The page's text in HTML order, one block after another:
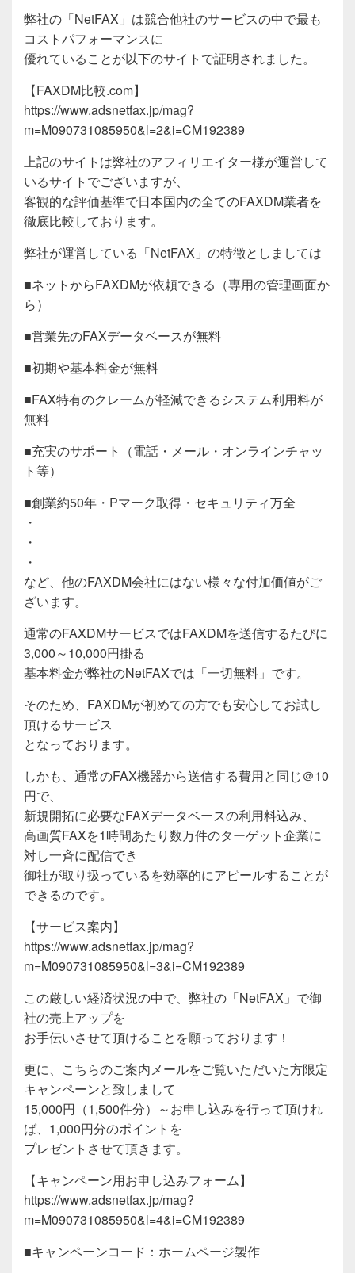
弊社の「NetFAX」は競合他社のサービスの中で最も
コストパフォーマンスに
優れていることが以下のサイトで証明されました。
【FAXDM比較.com】
https://www.adsnetfax.jp/mag?
m=M090731085950&l=2&i=CM192389
上記のサイトは弊社のアフィリエイター様が運営して
いるサイトでございますが、
客観的な評価基準で日本国内の全てのFAXDM業者を
徹底比較しております。
弊社が運営している「NetFAX」の特徴としましては
■ネットからFAXDMが依頼できる（専用の管理画面か
ら）
■営業先のFAXデータベースが無料
■初期や基本料金が無料
■FAX特有のクレームが軽減できるシステム利用料が
無料
■充実のサポート（電話・メール・オンラインチャッ
ト等）
■創業約50年・Pマーク取得・セキュリティ万全
・
・
・
など、他のFAXDM会社にはない様々な付加価値がご
ざいます。
通常のFAXDMサービスではFAXDMを送信するたびに
3,000～10,000円掛る
基本料金が弊社のNetFAXでは「一切無料」です。
そのため、FAXDMが初めての方でも安心してお試し
頂けるサービス
となっております。
しかも、通常のFAX機器から送信する費用と同じ＠10
円で、
新規開拓に必要なFAXデータベースの利用料込み、
高画質FAXを1時間あたり数万件のターゲット企業に
対し一斉に配信でき
御社が取り扱っているを効率的にアピールすることが
できるのです。
【サービス案内】
https://www.adsnetfax.jp/mag?
m=M090731085950&l=3&i=CM192389
この厳しい経済状況の中で、弊社の「NetFAX」で御
社の売上アップを
お手伝いさせて頂けることを願っております！
更に、こちらのご案内メールをご覧いただいた方限定
キャンペーンと致しまして
15,000円（1,500件分）～お申し込みを行って頂けれ
ば、1,000円分のポイントを
プレゼントさせて頂きます。
【キャンペーン用お申し込みフォーム】
https://www.adsnetfax.jp/mag?
m=M090731085950&l=4&i=CM192389
■キャンペーンコード：ホームページ製作